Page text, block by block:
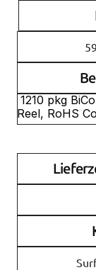
Reel, RoHS